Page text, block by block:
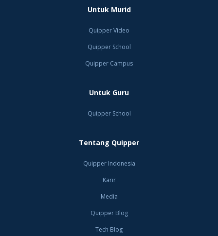
Untuk Murid
Quipper Video
Quipper School
Quipper Campus
Untuk Guru
Quipper School
Tentang Quipper
Quipper Indonesia
Karir
Media
Quipper Blog
Tech Blog